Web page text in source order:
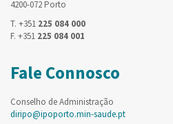
4200-072 Porto
T. +351 225 084 000
F. +351 225 084 001
Fale Connosco
Conselho de Administração
diripo@ipoporto.min-saude.pt